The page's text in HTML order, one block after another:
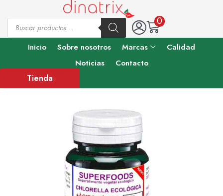
0
Inicio Sobre nosotros Marcas
Calidad
Noticias
Contacto
Tienda